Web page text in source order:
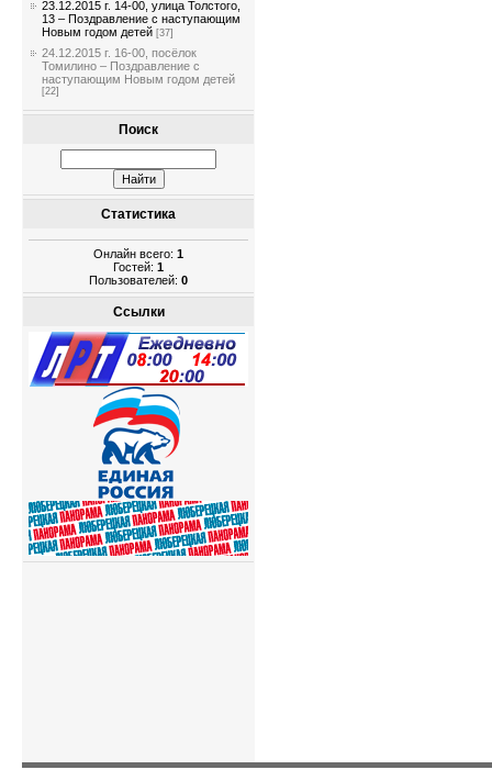
23.12.2015 г. 14-00, улица Толстого,
13 – Поздравление с наступающим
Новым годом детей [37]
24.12.2015 г. 16-00, посёлок
Томилино – Поздравление с
наступающим Новым годом детей
[22]
Поиск
Статистика
Онлайн всего: 1
Гостей: 1
Пользователей: 0
Ссылки